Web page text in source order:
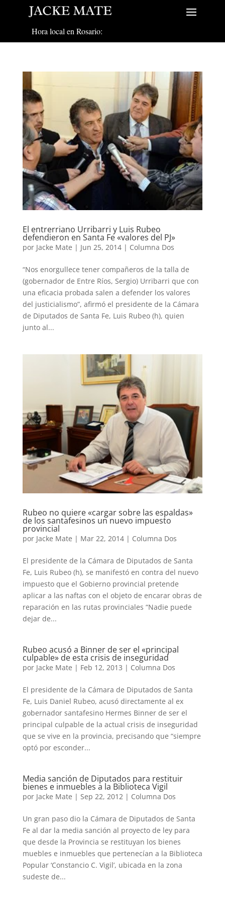
Hora local en Rosario:
El entrerriano Urribarri y Luis Rubeo
defendieron en Santa Fe «valores del PJ»
por Jacke Mate | Jun 25, 2014| Columna Dos
“Nos enorgullece tener compañeros de la talla de
(gobernador de Entre Ríos, Sergio) Urribarri que con
una eficacia probada salen a defender los valores
del justicialismo”, afirmó el presidente de la Cámara
de Diputados de Santa Fe, Luis Rubeo (h), quien
junto al...
Rubeo no quiere «cargar sobre las espaldas»
de los santafesinos un nuevo impuesto
provincial
por Jacke Mate | Mar 22, 2014| Columna Dos
El presidente de la Cámara de Diputados de Santa
Fe, Luis Rubeo (h), se manifestó en contra del nuevo
impuesto que el Gobierno provincial pretende
aplicar a las naftas con el objeto de encarar obras de
reparación en las rutas provinciales “Nadie puede
dejar de...
Rubeo acusó a Binner de ser el «principal
culpable» de esta crisis de inseguridad
por Jacke Mate | Feb 12, 2013 | Columna Dos
El presidente de la Cámara de Diputados de Santa
Fe, Luis Daniel Rubeo, acusó directamente al ex
gobernador santafesino Hermes Binner de ser el
principal culpable de la actual crisis de inseguridad
que se vive en la provincia, precisando que “siempre
optó por esconder...
Media sanción de Diputados para restituir
bienes e inmuebles a la Biblioteca Vigil
por Jacke Mate | Sep 22, 2012| Columna Dos
Un gran paso dio la Cámara de Diputados de Santa
Fe al dar la media sanción al proyecto de ley para
que desde la Provincia se restituyan los bienes
muebles e inmuebles que pertenecían a la Biblioteca
Popular ‘Constancio C. Vigil’, ubicada en la zona
sudeste de...